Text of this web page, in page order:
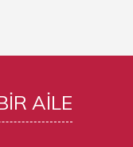
AILE